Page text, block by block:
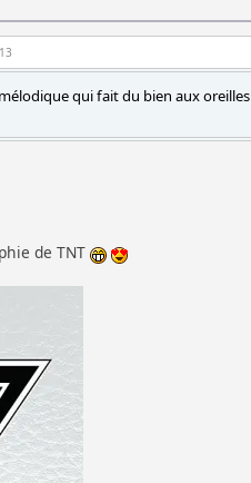
qui fait du bien aux oreilles
de TNT